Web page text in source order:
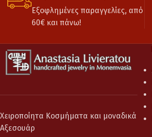
Εξοφλημένες παραγγελίες, από
60€ και πάνω!
Χειροποίητα Κοσμήματα και μοναδικά
Αξεσουάρ